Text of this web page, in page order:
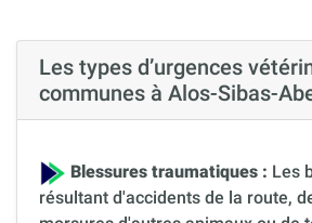
Les types d’urgences
communes à Alos-Sibas-
Blessures traumatiques : Les
résultant d'accidents de la route,